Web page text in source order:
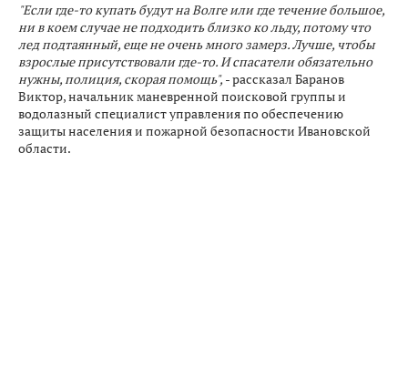
"Если где-то купать будут на Волге или где течение большое,
ни в коем случае не подходить близко ко льду, потому что
лед подтаянный, еще не очень много замерз. Лучше, чтобы
взрослые присутствовали где-то. И спасатели обязательно
нужны, полиция, скорая помощь", - рассказал Баранов
Виктор, начальник маневренной поисковой группы и
водолазный специалист управления по обеспечению
защиты населения и пожарной безопасности Ивановской
области.